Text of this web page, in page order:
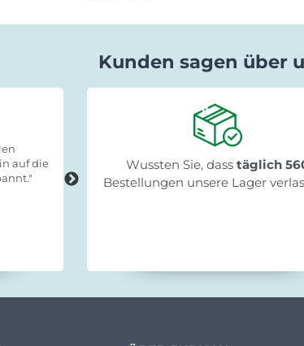
Kunden sagen über
auf die
Gabriele Saxa
vor 15 Stunden
★★★★★
★★★★★
★★★★★
"Schnelle Lieferung, leicht zum
Fertigstellen und stabil!"
Wussten Sie, dasstäglich
Bestellungen unsere Lager